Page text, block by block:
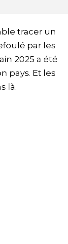
tracer un
par les
2025 a été
pays. Et les
là.